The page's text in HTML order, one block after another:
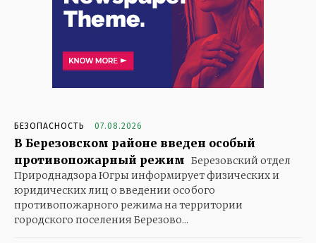
БЕЗОПАСНОСТЬ 07.08.2026
В Березовском районе введен особый
противопожарный режим Березовский отдел
Природнадзора Югры информирует физических и
юридических лиц о введении особого
противопожарного режима на территории
городского поселения Березово...